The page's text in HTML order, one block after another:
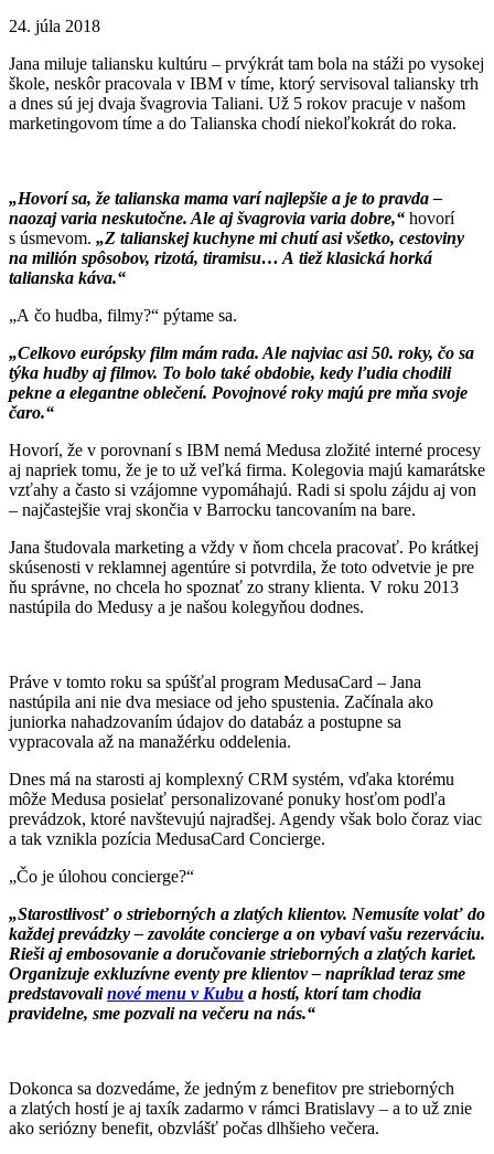
24. júla 2018
Jana miluje taliansku kultúru – prvýkrát tam bola na stáži po vysokej
škole, neskôr pracovala v IBM v tíme, ktorý servisoval taliansky trh
a dnes sú jej dvaja švagrovia Taliani. Už 5 rokov pracuje v našom
marketingovom tíme a do Talianska chodí niekoľkokrát do roka.
„Hovorí sa, že talianska mama varí najlepšie a je to pravda –
naozaj varia neskutočne. Ale aj švagrovia varia dobre,“ hovorí
s úsmevom. „Z talianskej kuchyne mi chutí asi všetko, cestoviny
na milión spôsobov, rizotá, tiramisu… A tiež klasická horká
talianska káva.“
„A čo hudba, filmy?“ pýtame sa.
„Celkovo európsky film mám rada. Ale najviac asi 50. roky, čo sa
týka hudby aj filmov. To bolo také obdobie, kedy ľudia chodili
pekne a elegantne oblečení. Povojnové roky majú pre mňa svoje
čaro.“
Hovorí, že v porovnaní s IBM nemá Medusa zložité interné procesy
aj napriek tomu, že je to už veľká firma. Kolegovia majú kamarátske
vzťahy a často si vzájomne vypomáhajú. Radi si spolu zájdu aj von
– najčastejšie vraj skončia v Barrocku tancovaním na bare.
Jana študovala marketing a vždy v ňom chcela pracovať. Po krátkej
skúsenosti v reklamnej agentúre si potvrdila, že toto odvetvie je pre
ňu správne, no chcela ho spoznať zo strany klienta. V roku 2013
nastúpila do Medusy a je našou kolegyňou dodnes.
Práve v tomto roku sa spúšťal program MedusaCard – Jana
nastúpila ani nie dva mesiace od jeho spustenia. Začínala ako
juniorka nahadzovaním údajov do databáz a postupne sa
vypracovala až na manažérku oddelenia.
Dnes má na starosti aj komplexný CRM systém, vďaka ktorému
môže Medusa posielať personalizované ponuky hosťom podľa
prevádzok, ktoré navštevujú najradšej. Agendy však bolo čoraz viac
a tak vznikla pozícia MedusaCard Concierge.
„Čo je úlohou concierge?“
„Starostlivosť o strieborných a zlatých klientov. Nemusíte volať do
každej prevádzky – zavoláte concierge a on vybaví vašu rezerváciu.
Rieši aj embosovanie a doručovanie strieborných a zlatých kariet.
Organizuje exkluzívne eventy pre klientov – napríklad teraz sme
predstavovalinové menu v Kubu a hostí, ktorí tam chodia
pravidelne, sme pozvali na večeru na nás.“
Dokonca sa dozvedáme, že jedným z benefitov pre strieborných
a zlatých hostí je aj taxík zadarmo v rámci Bratislavy – a to už znie
ako seriózny benefit, obzvlášť počas dlhšieho večera.